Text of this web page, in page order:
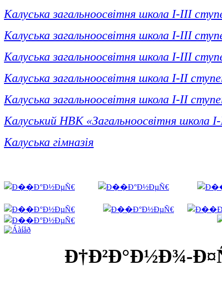
Калуська загальноосвітня школа І-ІІІ
Калуська загальноосвітня школа І-ІІІ
Калуська загальноосвітня школа І-ІІІ
Калуська загальноосвітня школа І-ІІ
Калуська загальноосвітня школа І-ІІ
Калуський НВК «Загальноосвітня школа
Калуська гімназія
Ð†Ð²Ð°Ð½Ð¾-